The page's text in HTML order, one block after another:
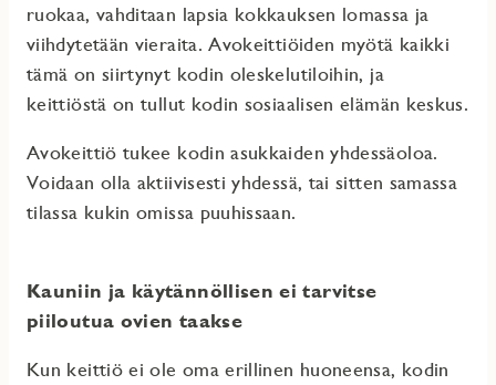
ruokaa, vahditaan lapsia kokkauksen lomassa ja
viihdytetään vieraita. Avokeittiöiden myötä kaikki
tämä on siirtynyt kodin oleskelutiloihin, ja
keittiöstä on tullut kodin sosiaalisen elämän keskus.
Avokeittiö tukee kodin asukkaiden yhdessäoloa.
Voidaan olla aktiivisesti yhdessä, tai sitten samassa
tilassa kukin omissa puuhissaan.
Kauniin ja käytännöllisen ei tarvitse
piiloutua ovien taakse
Kun keittiö ei ole oma erillinen huoneensa, kodin